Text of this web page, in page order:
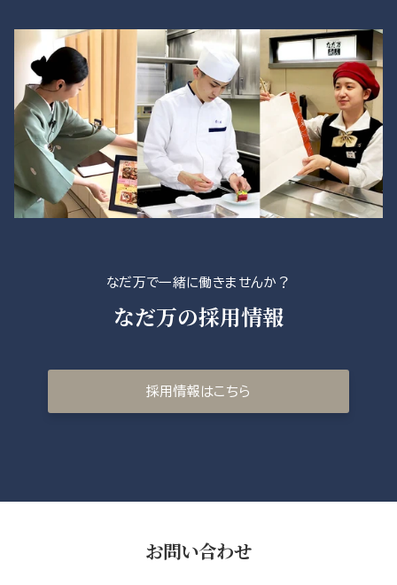
なだ万で一緒に働きませんか？
なだ万の採用情報
採用情報はこちら
お問い合わせ